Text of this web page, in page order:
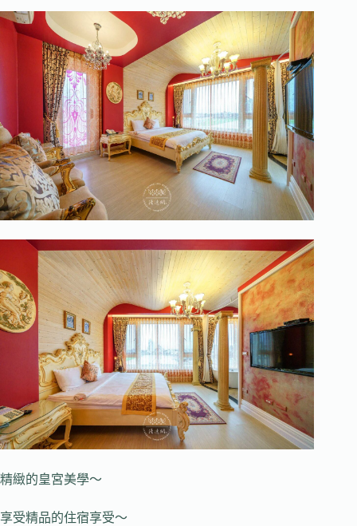
精緻的皇宮美學～
享受精品的住宿享受～